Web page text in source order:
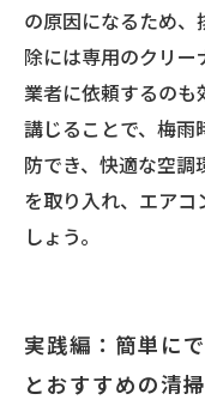
の原因になるため
除には専用のクリ
業者に依頼するのも
講じることで、梅
防でき、快適な空調
を取り入れ、エア
しょう。
実践編：簡単に
とおすすめの清